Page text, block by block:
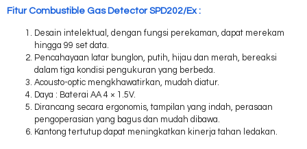
Fitur Combustible Gas Detector SPD202/Ex :
Desain intelektual, dengan fungsi perekaman, dapat merekam
hingga 99 set data.
Pencahayaan latar bunglon, putih, hijau dan merah, bereaksi
dalam tiga kondisi pengukuran yang berbeda.
Acousto-optic mengkhawatirkan, mudah diatur.
Daya : Baterai AA 4 × 1.5V.
Dirancang secara ergonomis, tampilan yang indah, perasaan
pengoperasian yang bagus dan mudah dibawa.
Kantong tertutup dapat meningkatkan kinerja tahan ledakan.